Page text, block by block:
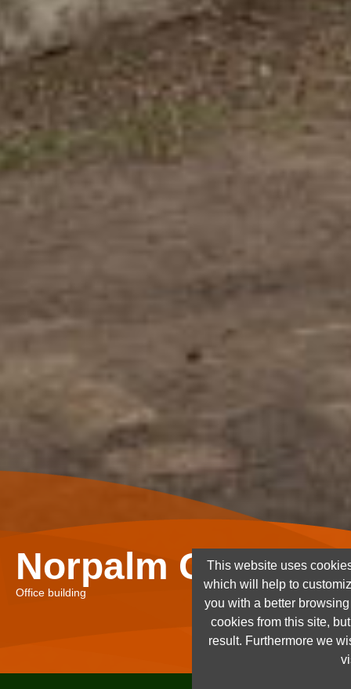
Norpalm Ghana
Office building
This website uses
which will help to
you with a better
cookies from this site,
result. Furthermore we